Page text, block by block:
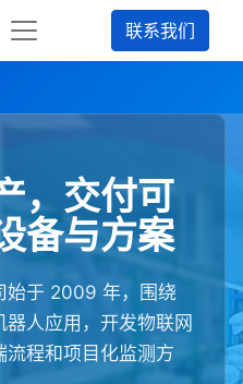
联系我们
，交付可
备与方案
始于 2009 年，围绕
人应用，开发物联网
程和项目化监测方